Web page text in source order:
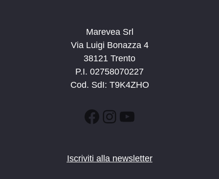
Marevea Srl
Via Luigi Bonazza 4
38121 Trento
P.I. 02758070227
Cod. SdI: T9K4ZHO
Facebook
Instagram
YouTube
Iscriviti alla newsletter